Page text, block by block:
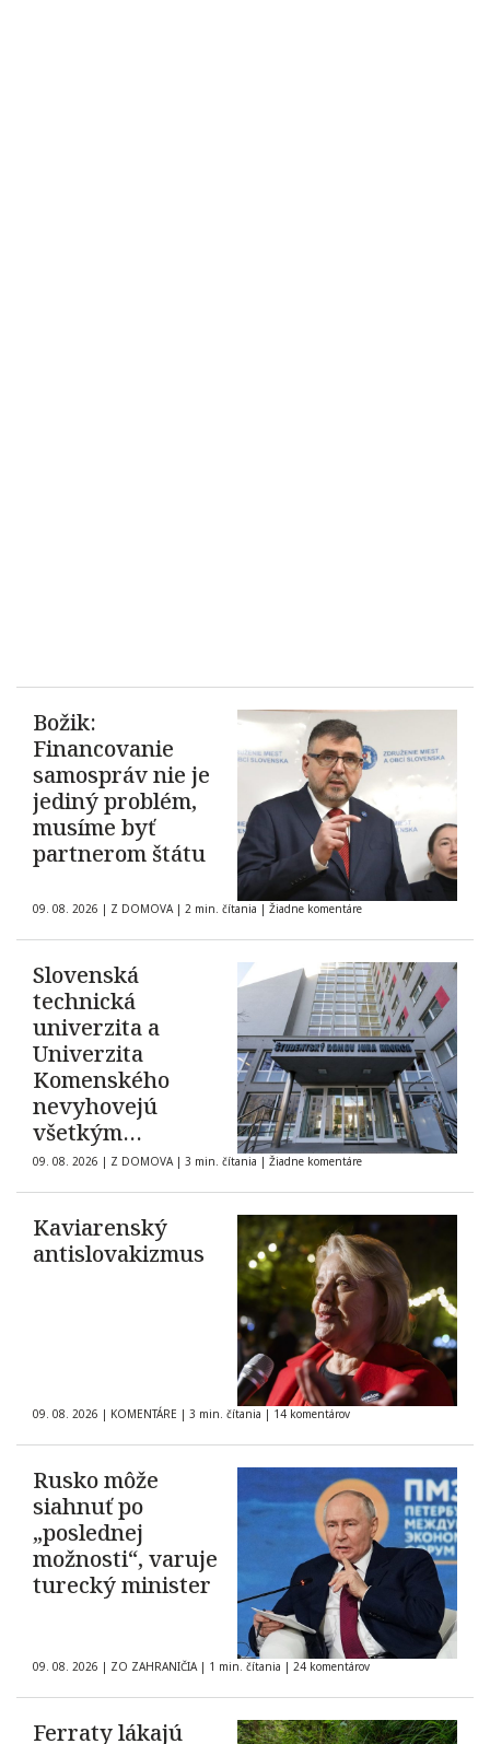
Božik:
Financovanie
samospráv nie je
jediný problém,
musíme byť
partnerom štátu
09. 08. 2026 | Z DOMOVA | 2 min. čítania | Žiadne komentáre
Slovenská
technická
univerzita a
Univerzita
Komenského
nevyhovejú
všetkým
žiadostiam o
ubytovanie na
09. 08. 2026 | Z DOMOVA | 3 min. čítania | Žiadne komentáre
Kaviarenský
antislovakizmus
09. 08. 2026 | KOMENTÁRE | 3 min. čítania | 14 komentárov
Rusko môže
siahnuť po
„poslednej
možnosti“, varuje
turecký minister
09. 08. 2026 | ZO ZAHRANIČIA | 1 min. čítania | 24 komentárov
Ferraty lákajú